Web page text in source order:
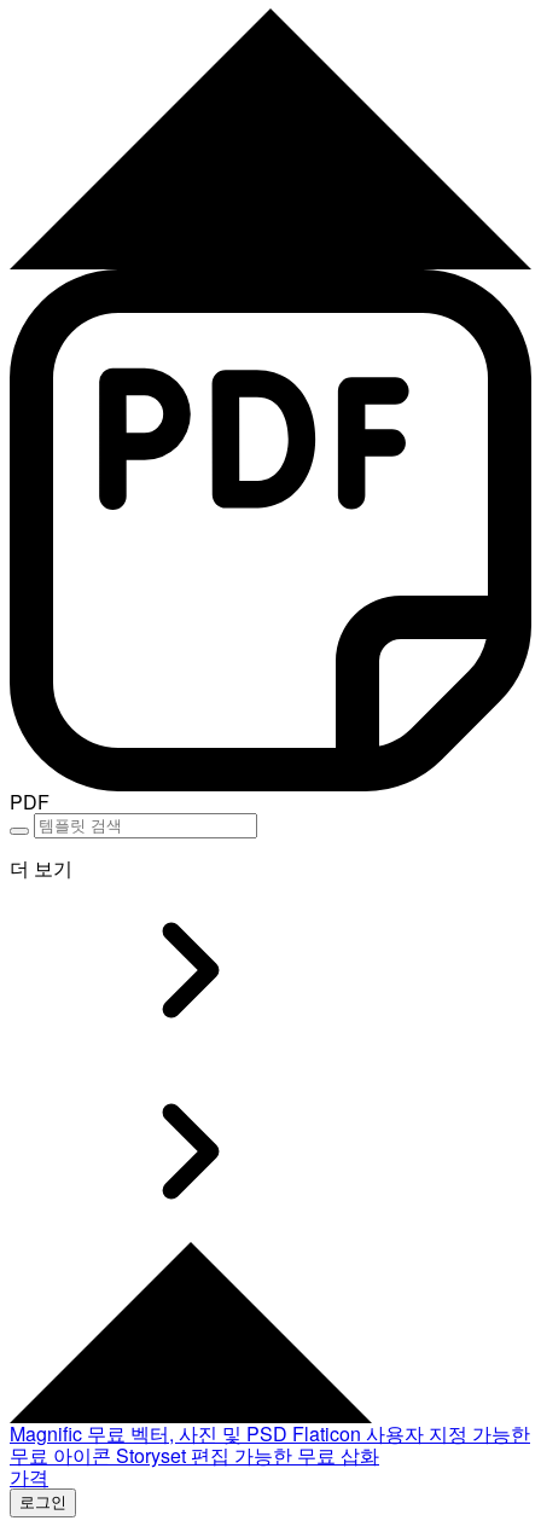
PDF
더 보기
Magnific 무료 벡터, 사진 및 PSD Flaticon 사용자 지정 가능한
무료 아이콘 Storyset 편집 가능한 무료 삽화
가격
로그인